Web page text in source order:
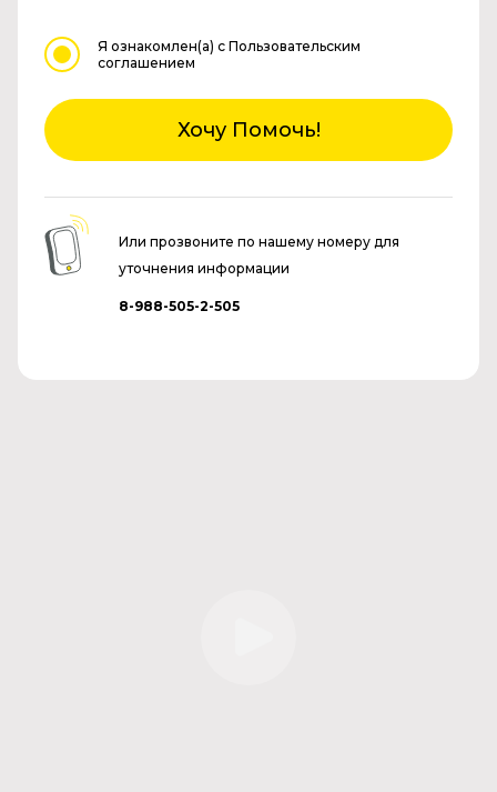
Я ознакомлен(а) с Пользовательским
соглашением
Хочу Помочь!
Или прозвоните по нашему номеру для
уточнения информации
8-988-505-2-505